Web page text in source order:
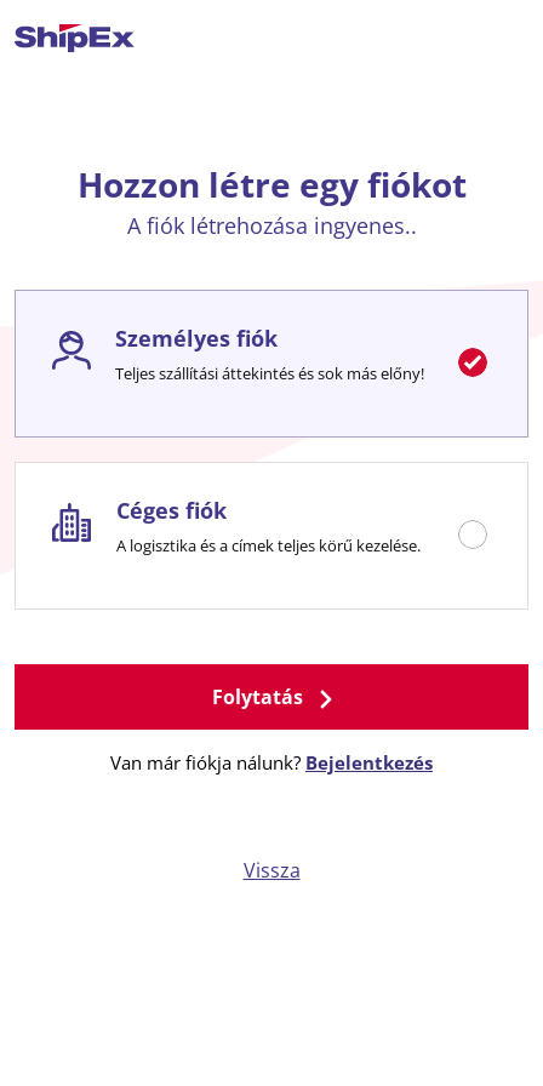
Hozzon létre egy fiókot
A fiók létrehozása ingyenes..
Személyes fiók
Teljes szállítási áttekintés és sok más előny!
Céges fiók
A logisztika és a címek teljes körű kezelése.
Folytatás
Van már fiókja nálunk? Bejelentkezés
Vissza